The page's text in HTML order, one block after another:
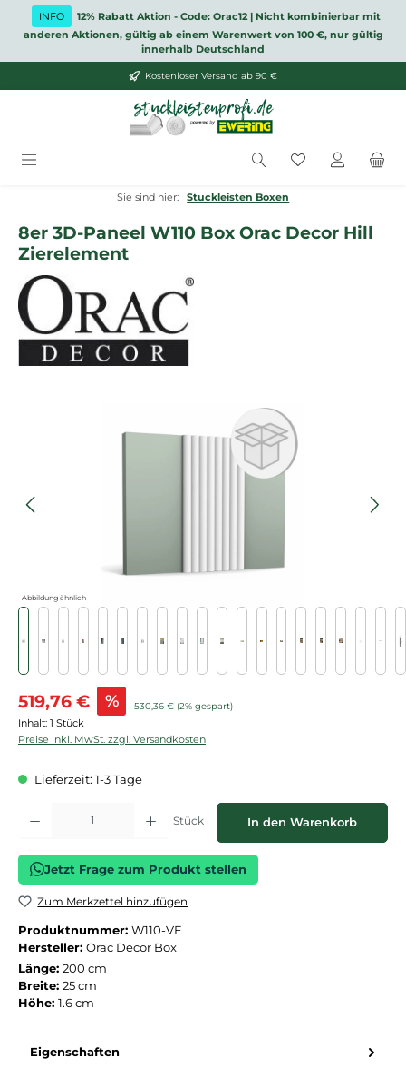
Zum Hauptinhalt springen
INFO
12% Rabatt Aktion - Code: Orac12 | Nicht kombinierbar mit
anderen Aktionen, gültig ab einem Warenwert von 100 €, nur gültig
innerhalb Deutschland
Kostenloser Versand ab 90 €
Du hast 0
Sie sind hier: Stuckleisten Boxen
8er 3D-Paneel W110 Box Orac Decor Hill
Zierelement
Abbildung ähnlich
Verkaufspreis:
519,76 € % Regulärer Preis:
530,36 € (2% gespart)
Inhalt: 1 Stück
Preise inkl. MwSt. zzgl. Versandkosten
Lieferzeit: 1-3 Tage
Produkt Anzahl: Gib den gewünschten Wert ein oder benutze die
Stück In den Warenkorb
Jetzt Frage zum Produkt stellen
Zum Merkzettel hinzufügen
Produktnummer: W110-VE
Hersteller: Orac Decor Box
Länge: 200 cm
Breite: 25 cm
Höhe: 1.6 cm
Eigenschaften